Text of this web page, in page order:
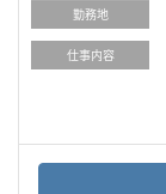
勤務地
仕事内容